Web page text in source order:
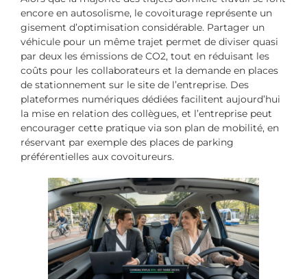
encore en autosolisme, le covoiturage représente un
gisement d’optimisation considérable. Partager un
véhicule pour un même trajet permet de diviser quasi
par deux les émissions de CO2, tout en réduisant les
coûts pour les collaborateurs et la demande en places
de stationnement sur le site de l’entreprise. Des
plateformes numériques dédiées facilitent aujourd’hui
la mise en relation des collègues, et l’entreprise peut
encourager cette pratique via son plan de mobilité, en
réservant par exemple des places de parking
préférentielles aux covoitureurs.